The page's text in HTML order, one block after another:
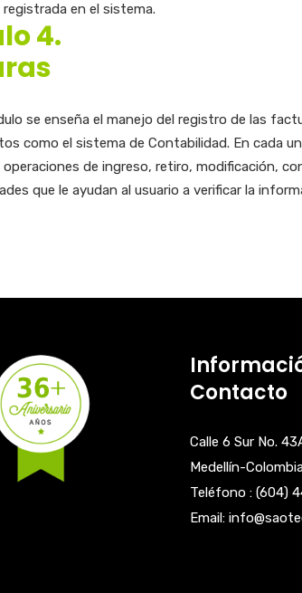
en el sistema.
4.
se enseña el manejo del registro de las
como el sistema de Contabilidad. En cada
operaciones de ingreso, retiro, modificación,
que le ayudan al usuario a verificar la
Contacto
Calle 6 Sur No.
Medellín-
Teléfono : (604)
Email: